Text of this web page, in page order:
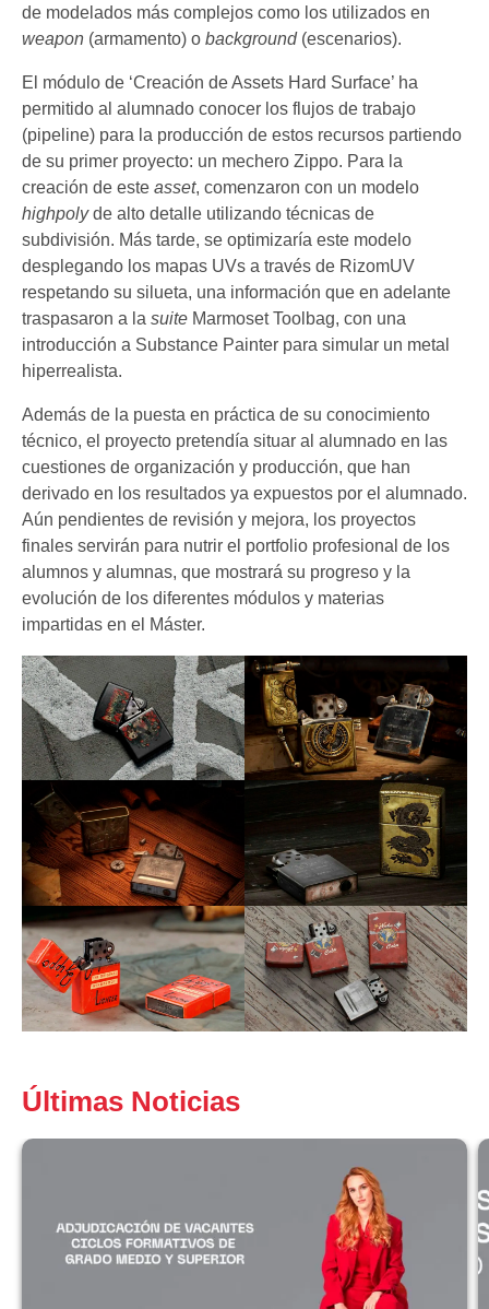
de modelados más complejos como los utilizados en
weapon (armamento) o background(escenarios).
El módulo de ‘Creación de Assets Hard Surface’ ha
permitido al alumnado conocer los flujos de trabajo
(pipeline) para la producción de estos recursos partiendo
de su primer proyecto: un mechero Zippo. Para la
creación de este asset, comenzaron con un modelo
highpolyde alto detalle utilizando técnicas de
subdivisión. Más tarde, se optimizaría este modelo
desplegando los mapas UVs a través de RizomUV
respetando su silueta, una información que en adelante
traspasaron a la suite Marmoset Toolbag, con una
introducción a Substance Painter para simular un metal
hiperrealista.
Además de la puesta en práctica de su conocimiento
técnico, el proyecto pretendía situar al alumnado en las
cuestiones de organización y producción, que han
derivado en los resultados ya expuestos por el alumnado.
Aún pendientes de revisión y mejora, los proyectos
finales servirán para nutrir el portfolio profesional de los
alumnos y alumnas, que mostrará su progreso y la
evolución de los diferentes módulos y materias
impartidas en el Máster.
Últimas Noticias